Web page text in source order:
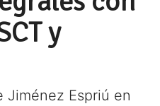
y
Jiménez Espriú en